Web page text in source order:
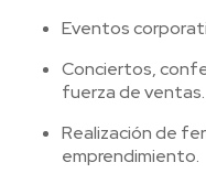
Eventos
Conciertos,
fuerza de ventas.
Realización de
emprendimiento.